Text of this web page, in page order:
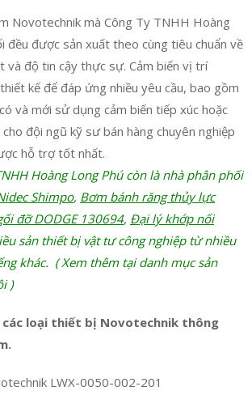
Novotechnik mà Công Ty TNHH Hoàng
đều được sản xuất theo cùng tiêu chuẩn về
và độ tin cậy thực sự. Cảm biến vị trí
kế để đáp ứng nhiều yêu cầu, bao gồm
và mới sử dụng cảm biến tiếp xúc hoặc
đội ngũ kỹ sư bán hàng chuyên nghiệp
hỗ trợ tốt nhất.
Hoàng Long Phú còn là nhà phân phối
Shimpo, Bơm bánh răng thủy lực
đỡ DODGE 130694, Đại lý khớp nối
sản thiết bị vật tư công nghiệp từ nhiều
khác. ( Xem thêm tại danh mục sản
)
các loại thiết bị Novotechnik thông
LWX-0050-002-201